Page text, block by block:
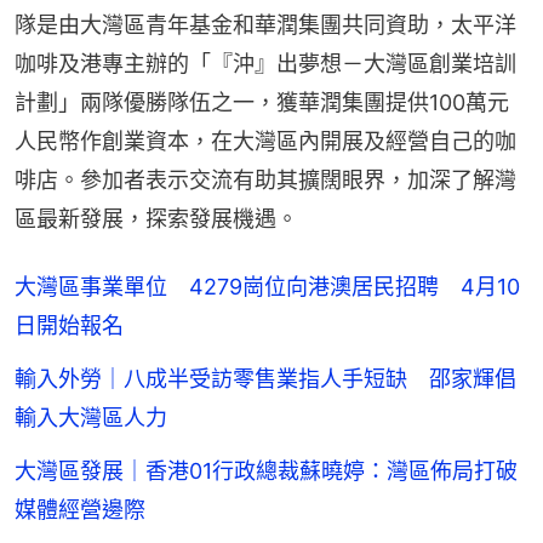
隊是由大灣區青年基金和華潤集團共同資助，太平洋
咖啡及港專主辦的「『沖』出夢想－大灣區創業培訓
計劃」兩隊優勝隊伍之一，獲華潤集團提供100萬元
人民幣作創業資本，在大灣區內開展及經營自己的咖
啡店。參加者表示交流有助其擴闊眼界，加深了解灣
區最新發展，探索發展機遇。
大灣區事業單位 4279崗位向港澳居民招聘 4月10
日開始報名
輸入外勞｜八成半受訪零售業指人手短缺 邵家輝倡
輸入大灣區人力
大灣區發展｜香港01行政總裁蘇曉婷：灣區佈局打破
媒體經營邊際